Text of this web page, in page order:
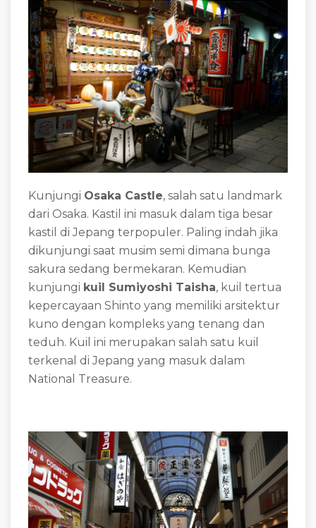
Kunjungi Osaka Castle, salah satu landmark
dari Osaka. Kastil ini masuk dalam tiga besar
kastil di Jepang terpopuler. Paling indah jika
dikunjungi saat musim semi dimana bunga
sakura sedang bermekaran. Kemudian
kunjungi kuil Sumiyoshi Taisha, kuil tertua
kepercayaan Shinto yang memiliki arsitektur
kuno dengan kompleks yang tenang dan
teduh. Kuil ini merupakan salah satu kuil
terkenal di Jepang yang masuk dalam
National Treasure.